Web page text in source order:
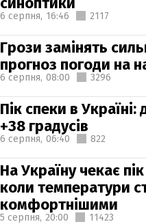
6 серпня, 16:46 2117
Грози замінять
прогноз погоди на
6 серпня, 08:00 3296
Пік спеки в
+38 градусів
6 серпня, 06:40 822
На Україну чекає
коли температури
комфортнішими
5 серпня, 20:00 11423